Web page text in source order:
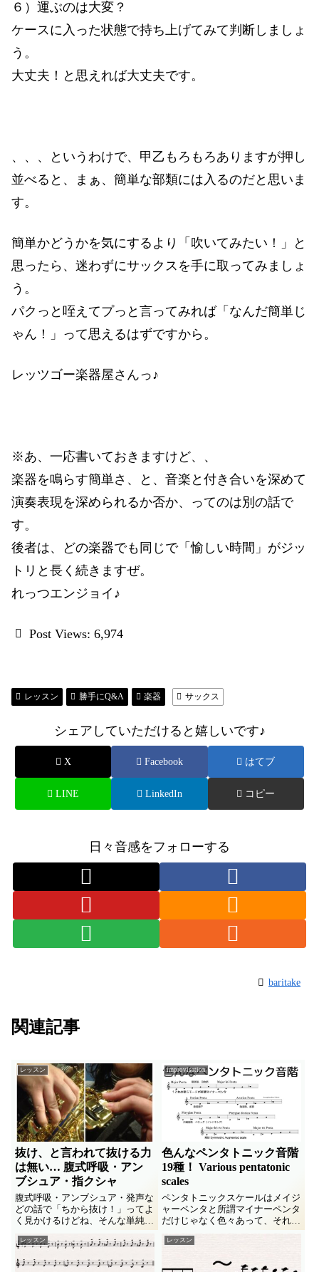
６）運ぶのは大変？
ケースに入った状態で持ち上げてみて判断しましょ
う。
大丈夫！と思えれば大丈夫です。
、、、というわけで、甲乙もろもろありますが押し
並べると、まぁ、簡単な部類には入るのだと思いま
す。
簡単かどうかを気にするより「吹いてみたい！」と
思ったら、迷わずにサックスを手に取ってみましょ
う。
パクっと咥えてプっと言ってみれば「なんだ簡単じ
ゃん！」って思えるはずですから。
レッツゴー楽器屋さんっ♪
※あ、一応書いておきますけど、、
楽器を鳴らす簡単さ、と、音楽と付き合いを深めて
演奏表現を深められるか否か、ってのは別の話で
す。
後者は、どの楽器でも同じで「愉しい時間」がジッ
トリと長く続きますぜ。
れっつエンジョイ♪
Post Views: 6,974
レッスン 勝手にQ&A 楽器 サックス
シェアしていただけると嬉しいです♪
X Facebook はてブ
LINE LinkedIn コピー
日々音感をフォローする
baritake
関連記事
レッスン
抜け、と言われて抜ける力
は無い… 腹式呼吸・アン
ブシュア・指クシャ
腹式呼吸・アンブシュア・発声な
どの話で「ちから抜け！」ってよ
く見かけるけどね、そんな単純な
ことなのかな？チカラヌケって簡
単に言ってしまう残念に溜息つき
巻。
improvisation
色んなペンタトニック音階
19種！ Various pentatonic
scales
ペンタトニックスケールはメイジ
ャーペンタと所謂マイナーペンタ
だけじゃなく色々あって、それを
使いこなせるときっと面白いんだ
ろうなって話。
レッスン レッスン